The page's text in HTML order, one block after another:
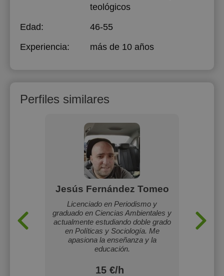
teológicos
Edad:
46-55
Experiencia:
más de 10 años
Perfiles similares
a
Jesús Fernández Tomeo
Licenciado en Periodismo y
graduado en Ciencias Ambientales y
actualmente estudiando doble grado
en Políticas y Sociología. Me
apasiona la enseñanza y la
educación.
15 €/h
lo